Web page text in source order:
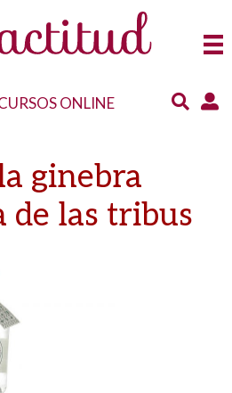
ONLINE
ginebra
de las tribus